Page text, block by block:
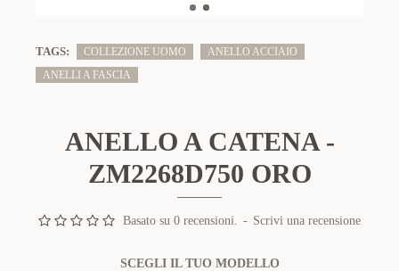
TAGS: COLLEZIONE UOMO
ANELLO ACCIAIO
ANELLI A FASCIA
ANELLO A CATENA -
ZM2268D750 ORO
Basato su 0 recensioni. - Scrivi una recensione
SCEGLI IL TUO MODELLO